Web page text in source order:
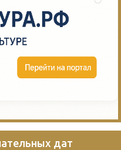
дат